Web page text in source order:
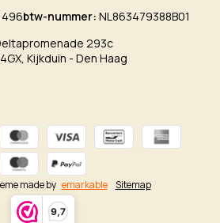
9,7
293c
Kijkduin - Den Haag
btw-nummer: NL863479388B01
made by emarkable Sitemap